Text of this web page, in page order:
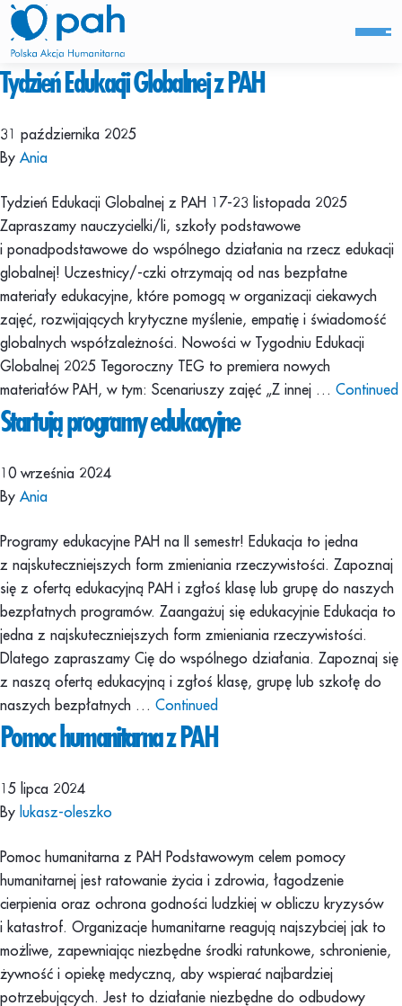
Tydzień Edukacji Globalnej z PAH
31 października 2025
By Ania
Tydzień Edukacji Globalnej z PAH 17-23 listopada 2025
Zapraszamy nauczycielki/li, szkoły podstawowe
i ponadpodstawowe do wspólnego działania na rzecz edukacji
globalnej! Uczestnicy/-czki otrzymają od nas bezpłatne
materiały edukacyjne, które pomogą w organizacji ciekawych
zajęć, rozwijających krytyczne myślenie, empatię i świadomość
globalnych współzależności. Nowości w Tygodniu Edukacji
Globalnej 2025 Tegoroczny TEG to premiera nowych
materiałów PAH, w tym: Scenariuszy zajęć „Z innej … Continued
Startują programy edukacyjne
10 września 2024
By Ania
Programy edukacyjne PAH na II semestr! Edukacja to jedna
z najskuteczniejszych form zmieniania rzeczywistości. Zapoznaj
się z ofertą edukacyjną PAH i zgłoś klasę lub grupę do naszych
bezpłatnych programów. Zaangażuj się edukacyjnie Edukacja to
jedna z najskuteczniejszych form zmieniania rzeczywistości.
Dlatego zapraszamy Cię do wspólnego działania. Zapoznaj się
z naszą ofertą edukacyjną i zgłoś klasę, grupę lub szkołę do
naszych bezpłatnych … Continued
Pomoc humanitarna z PAH
15 lipca 2024
By lukasz-oleszko
Pomoc humanitarna z PAH Podstawowym celem pomocy
humanitarnej jest ratowanie życia i zdrowia, łagodzenie
cierpienia oraz ochrona godności ludzkiej w obliczu kryzysów
i katastrof. Organizacje humanitarne reagują najszybciej jak to
możliwe, zapewniając niezbędne środki ratunkowe, schronienie,
żywność i opiekę medyczną, aby wspierać najbardziej
potrzebujących. Jest to działanie niezbędne do odbudowy